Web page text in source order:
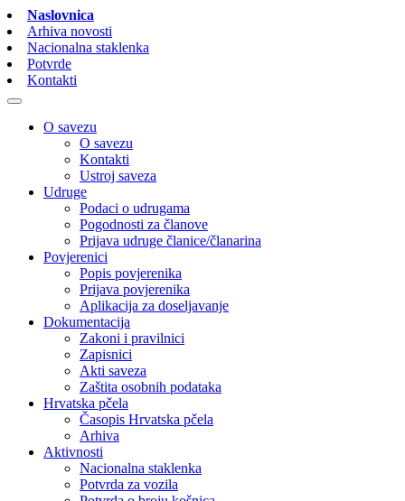
Naslovnica
Arhiva novosti
Nacionalna staklenka
Potvrde
Kontakti
O savezu
O savezu
Kontakti
Ustroj saveza
Udruge
Podaci o udrugama
Pogodnosti za članove
Prijava udruge članice/članarina
Povjerenici
Popis povjerenika
Prijava povjerenika
Aplikacija za doseljavanje
Dokumentacija
Zakoni i pravilnici
Zapisnici
Akti saveza
Zaštita osobnih podataka
Hrvatska pčela
Časopis Hrvatska pčela
Arhiva
Aktivnosti
Nacionalna staklenka
Potvrda za vozila